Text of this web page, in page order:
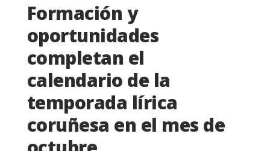
Formación y
oportunidades
completan el
calendario de la
temporada lírica
coruñesa en el mes de